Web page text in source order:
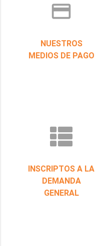
credit_card
NUESTROS
MEDIOS DE PAGO
INSCRIPTOS A LA
DEMANDA
GENERAL